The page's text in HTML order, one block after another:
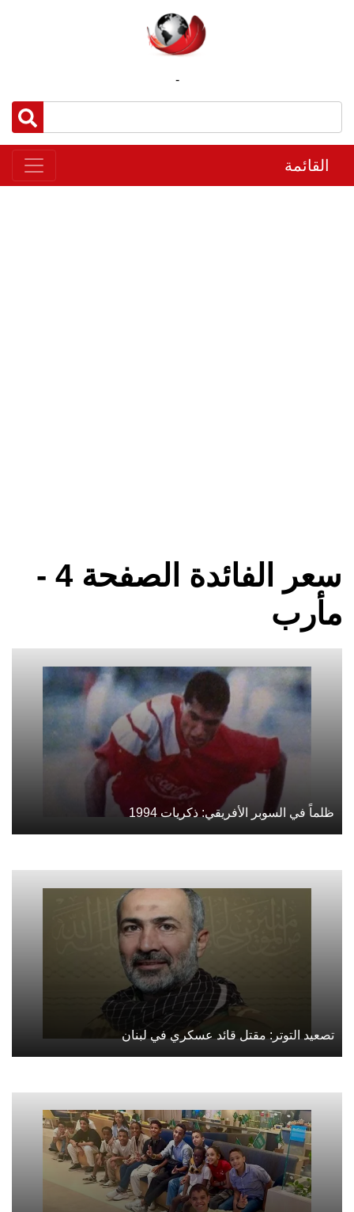
-
القائمة
سعر الفائدة الصفحة 4 -
مأرب
ظلماً في السوبر الأفريقي: ذكريات 1994
تصعيد التوتر: مقتل قائد عسكري في لبنان